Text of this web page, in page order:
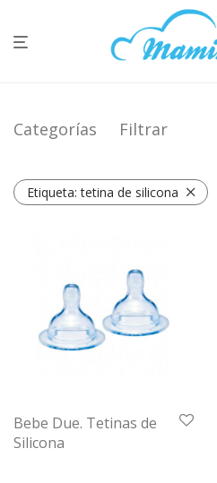
Categorías Filtrar
Etiqueta:tetina de silicona
Bebe Due. Tetinas de
Silicona